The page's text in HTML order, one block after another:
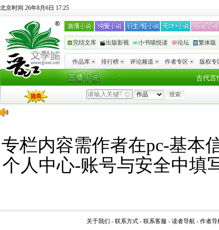
北京时间 26年8月6日 17:25
完结文库 出版影视 小书喵悦读 论坛 繁体版
作品库 排行榜 评论频道 作者专区 版权专
古代言
专栏内容需作者在pc-基本
个人中心-账号与安全中填
关于我们 - 联系方式 - 联系客服 - 读者导航 - 作者导